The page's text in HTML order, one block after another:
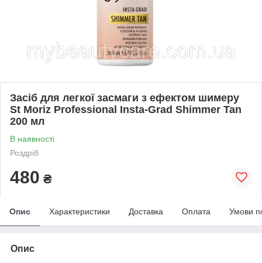
Засіб для легкої засмаги з ефектом шимеру
St Moriz Professional Insta-Grad Shimmer Tan
200 мл
В наявності
Роздріб
480 ₴
Опис Характеристики Доставка Оплата Умови
Опис